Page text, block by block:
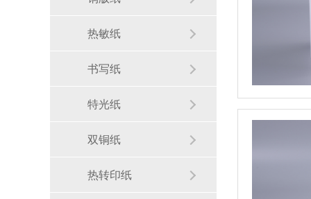
热敏纸
书写纸
特光纸
双铜纸
热转印纸